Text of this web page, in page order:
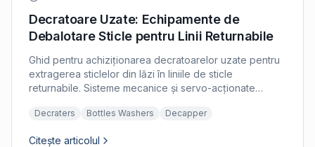
Decratoare Uzate: Echipamente de
Debalotare Sticle pentru Linii Returnabile
Ghid pentru achiziționarea decratoarelor uzate pentru
extragerea sticlelor din lăzi în liniile de sticle
returnabile. Sisteme mecanice și servo-acționate
Decraters Bottles Washers Decapper
Citește articolul